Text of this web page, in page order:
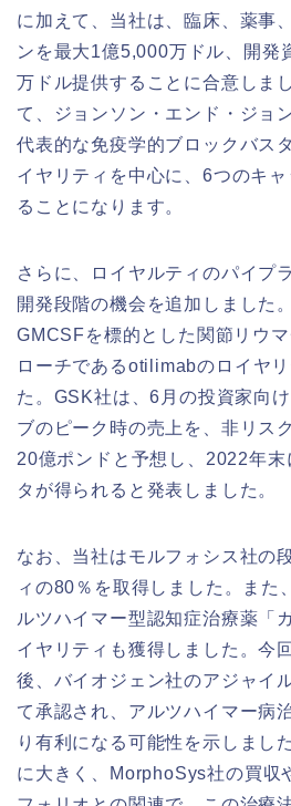
に加えて、当社は、臨床、薬事
ンを最大1億5,000万ドル、開発
万ドル提供することに合意しま
て、ジョンソン・エンド・ジョ
代表的な免疫学的ブロックバス
イヤリティを中心に、6つのキ
ることになります。
さらに、ロイヤルティのパイプ
開発段階の機会を追加しました
GMCSFを標的とした関節リウ
ローチであるotilimabのロイヤ
た。GSK社は、6月の投資家向
ブのピーク時の売上を、非リス
20億ポンドと予想し、2022年
タが得られると発表しました。
なお、当社はモルフォシス社の
ィの80％を取得しました。また
ルツハイマー型認知症治療薬「
イヤリティも獲得しました。今
後、バイオジェン社のアジャイ
て承認され、アルツハイマー病
り有利になる可能性を示しまし
に大きく、MorphoSys社の買収